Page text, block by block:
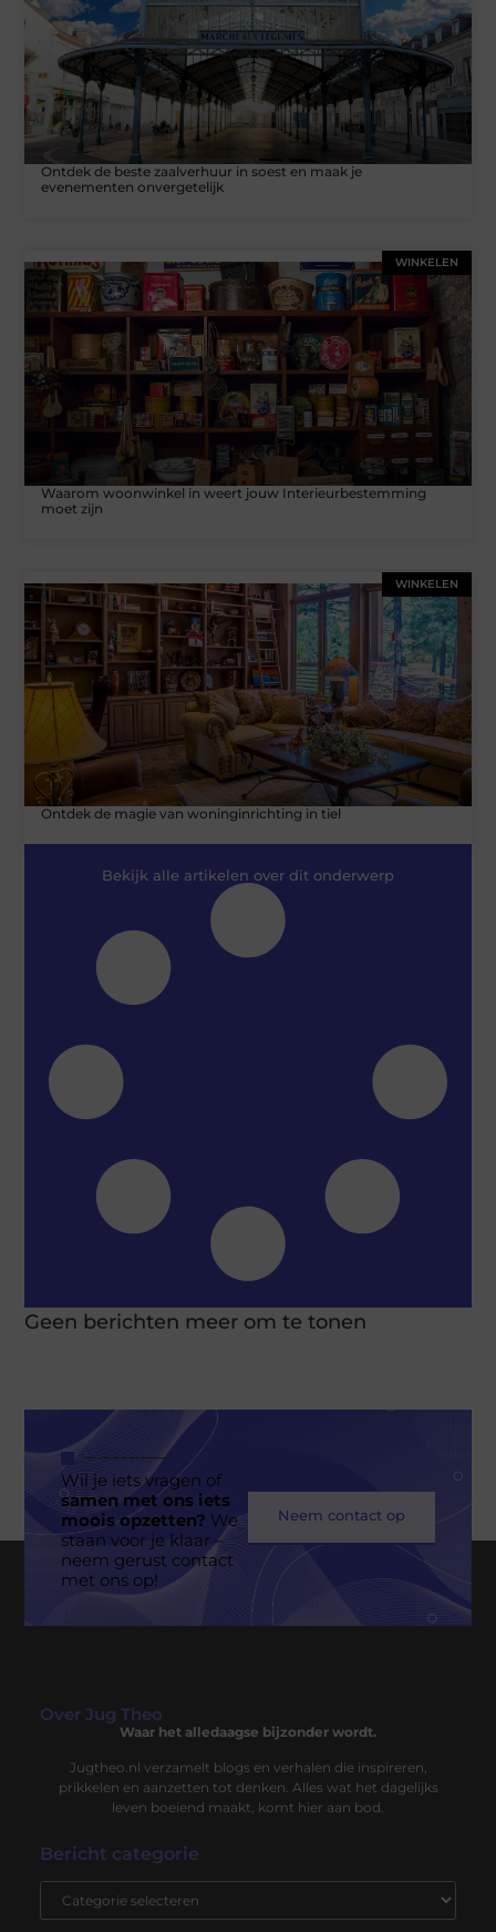
Ontdek de beste zaalverhuur in soest en maak je
evenementen onvergetelijk
WINKELEN
Waarom woonwinkel in weert jouw Interieurbestemming
moet zijn
WINKELEN
Ontdek de magie van woninginrichting in tiel
Bekijk alle artikelen over dit onderwerp
Geen berichten meer om te tonen
Wil je iets vragen of
samen met ons iets
moois opzetten? We
staan voor je klaar –
neem gerust contact
met ons op!
Neem contact op
Over Jug Theo
Waar het alledaagse bijzonder wordt.
Jugtheo.nl verzamelt blogs en verhalen die inspireren,
prikkelen en aanzetten tot denken. Alles wat het dagelijks
leven boeiend maakt, komt hier aan bod.
Bericht categorie